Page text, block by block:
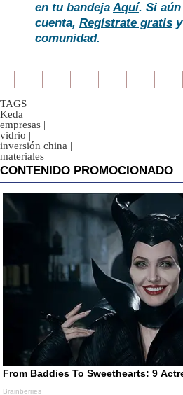
en tu bandejaAquí. Si
cuenta, Regístrate gratis
comunidad.
TAGS
Keda |
empresas |
vidrio |
inversión china |
materiales